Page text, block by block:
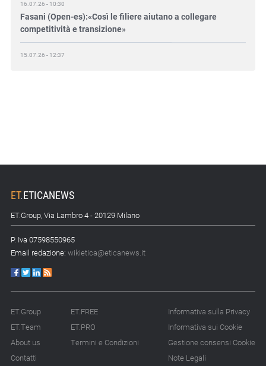
Fasani (Open-es):«Così le filiere aiutano a collegare
competitività e transizione»
Locati (De Nora): «Il valore di una governance forte»
investimenti»
14.07.26 - 11:00
Tornano le Settimane SRI: oltre 20 appuntamenti
Mcc colloca social bond da 500 mln
La Bce introduce i climate factor nelle garanzie bancarie
13.07.26 - 12:00
Micalizio (Ramboll): «Dalla compliance all’era dell’impatto»
ET.ETICANEWS
ET.Group, Via Lambro 4 - 20129 Milano
P. Iva 07598550965
Email redazione: wikietica@eticanews.it
ET.Group
ET.Team
About us
Contatti
ET.FREE
ET.PRO
Termini e Condizioni
Informativa sulla Privacy
Informativa sui Cookie
Gestione consensi Cookie
Note Legali